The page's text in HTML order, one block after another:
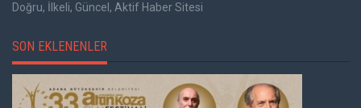
Doğru, İlkeli, Güncel, Aktif Haber Sitesi
SON EKLENENLER